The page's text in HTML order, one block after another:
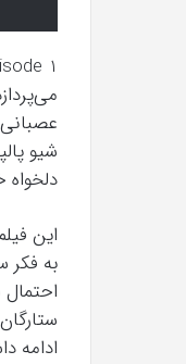
دلخواه
این
به فکر
ادامه